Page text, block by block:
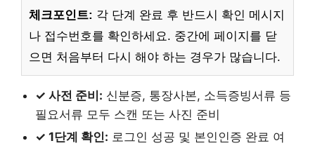
체크포인트: 각 단계 완료 후 반드시 확인 메시지
나 접수번호를 확인하세요. 중간에 페이지를 닫
으면 처음부터 다시 해야 하는 경우가 많습니다.
✓ 사전 준비: 신분증, 통장사본, 소득증빙서류 등
필요서류 모두 스캔 또는 사진 준비
✓ 1단계 확인: 로그인 성공 및 본인인증 완료 여